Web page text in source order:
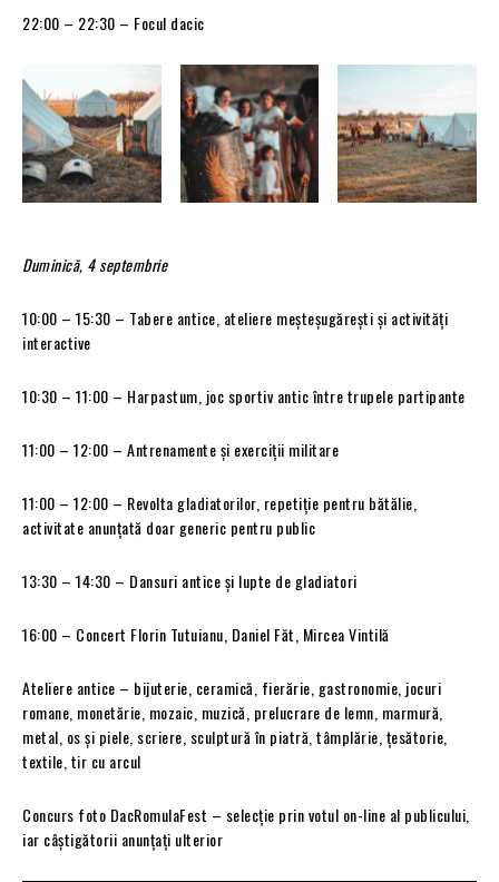
22:00 – 22:30 – Focul dacic
Duminică, 4 septembrie
10:00 – 15:30 – Tabere antice, ateliere meşteşugăreşti şi activităţi
interactive
10:30 – 11:00 – Harpastum, joc sportiv antic între trupele partipante
11:00 – 12:00 – Antrenamente şi exerciţii militare
11:00 – 12:00 – Revolta gladiatorilor, repetiţie pentru bătălie,
activitate anunţată doar generic pentru public
13:30 – 14:30 – Dansuri antice şi lupte de gladiatori
16:00 – Concert Florin Tutuianu, Daniel Făt, Mircea Vintilă
Ateliere antice – bijuterie, ceramică, fierărie, gastronomie, jocuri
romane, monetărie, mozaic, muzică, prelucrare de lemn, marmură,
metal, os şi piele, scriere, sculptură în piatră, tâmplărie, ţesătorie,
textile, tir cu arcul
Concurs foto DacRomulaFest – selecţie prin votul on-line al publicului,
iar câştigătorii anunţaţi ulterior